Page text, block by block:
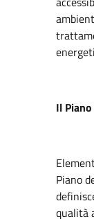
Il
Piano
qualità